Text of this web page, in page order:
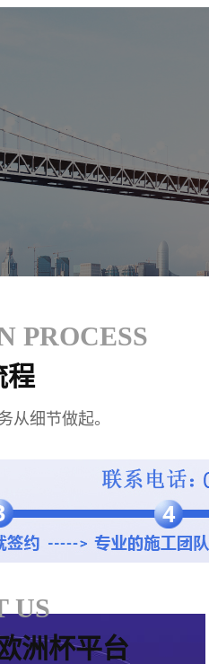
PROCESS
程
从细节做起。
US
洲杯平台